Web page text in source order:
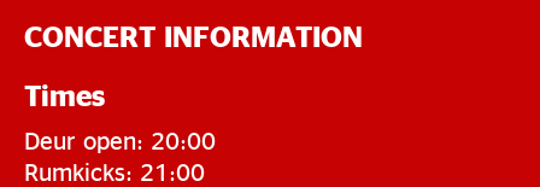
CONCERT INFORMATION
Times
Deur open: 20:00
Rumkicks: 21:00